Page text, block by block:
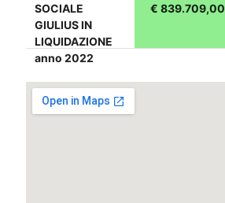
SOCIALE
GIULIUS IN
LIQUIDAZIONE
anno 2022
€ 839.709,00